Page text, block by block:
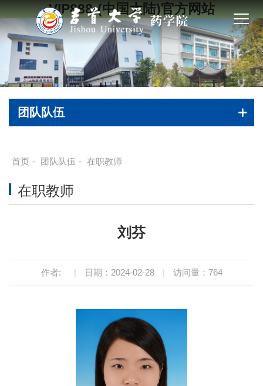
VIP888·(中国大陆)官方网站
团队队伍
首页 - 团队队伍 - 在职教师
在职教师
刘芬
作者: | 日期：2024-02-28 | 访问量： 764